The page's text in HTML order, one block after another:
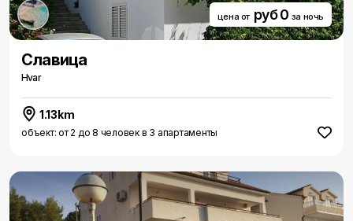
цена от руб 0 за ночь
Славица
Hvar
1.13km
объект: от 2 до 8 человек в 3 апартаменты